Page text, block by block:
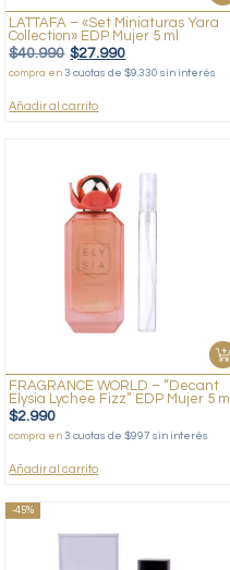
LATTAFA – «Set Miniaturas Yara
Collection» EDP Mujer 5 ml
$40.990 $27.990
compra en3 cuotas de $9.330 sin interés
Añadir al carrito
FRAGRANCE WORLD – “Decant
Elysia Lychee Fizz” EDP Mujer 5 ml
$2.990
compra en3 cuotas de $997 sin interés
Añadir al carrito
-45%